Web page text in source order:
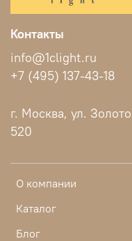
О компании
Каталог
Блог
Контакты
info@1clight.ru
+7 (495) 137-43-18
г. Москва, ул.
520